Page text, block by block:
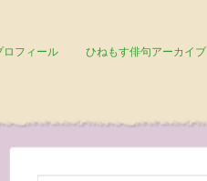
ロフィール ひねもす俳句アーカイブ